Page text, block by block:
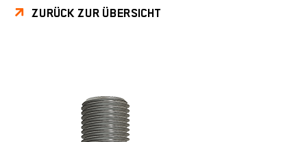
ZURÜCK ZUR ÜBERSICHT